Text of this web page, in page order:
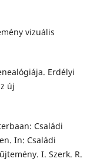
vizuális
Erdélyi
új
Családi
In: Családi
I. Szerk. R.